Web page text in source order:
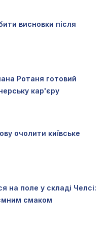
висновки після
Ротаня готовий
кар'єру
очолити київське
на поле у складі Челсі:
смаком